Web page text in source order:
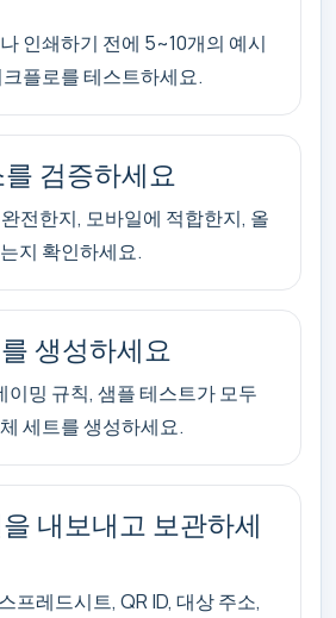
인쇄하기 전에 5~10개의 예시
플로를 테스트하세요.
검증하세요
전한지, 모바일에 적합한지, 올
지 확인하세요.
생성하세요
이밍 규칙, 샘플 테스트가 모두
세트를 생성하세요.
내보내고 보관하세
프레드시트, QR ID, 대상 주소,